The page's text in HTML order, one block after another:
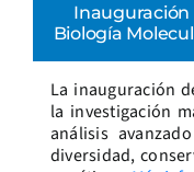
Inauguración
Biología
La inauguración
la investigación
análisis
diversidad,